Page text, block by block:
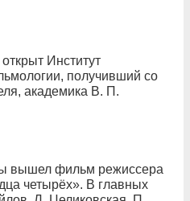
Институт
получивший со
академика В. П.
вышел фильм режиссера
четырёх». В главных